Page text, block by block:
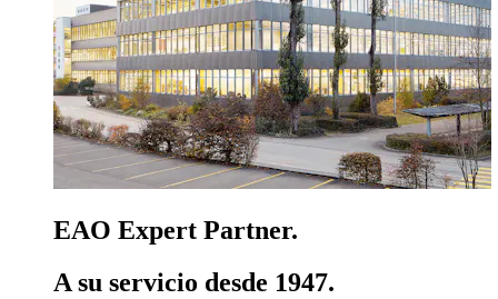
EAO Expert Partner.
A su servicio desde 1947.